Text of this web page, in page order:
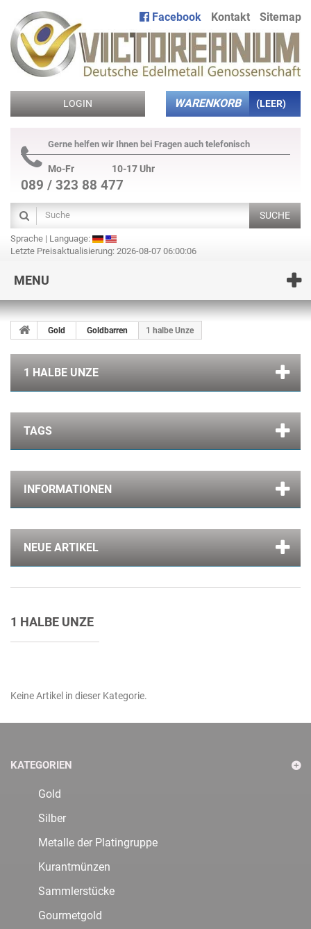
Facebook Kontakt Sitemap
LOGIN WARENKORB (LEER)
Gerne helfen wir Ihnen bei Fragen auch telefonisch
Mo-Fr 10-17 Uhr
089 / 323 88 477
SUCHE
Sprache | Language:
Letzte Preisaktualisierung: 2026-08-07 06:00:06
MENU
Gold Goldbarren 1 halbe Unze
1 HALBE UNZE
TAGS
INFORMATIONEN
NEUE ARTIKEL
1 HALBE UNZE
Keine Artikel in dieser Kategorie.
KATEGORIEN
Gold
Silber
Metalle der Platingruppe
Kurantmünzen
Sammlerstücke
Gourmetgold